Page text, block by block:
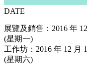
DATE
展覽及銷售：2016 年
(星期一)
工作坊：2016 年 12 月
(星期六)